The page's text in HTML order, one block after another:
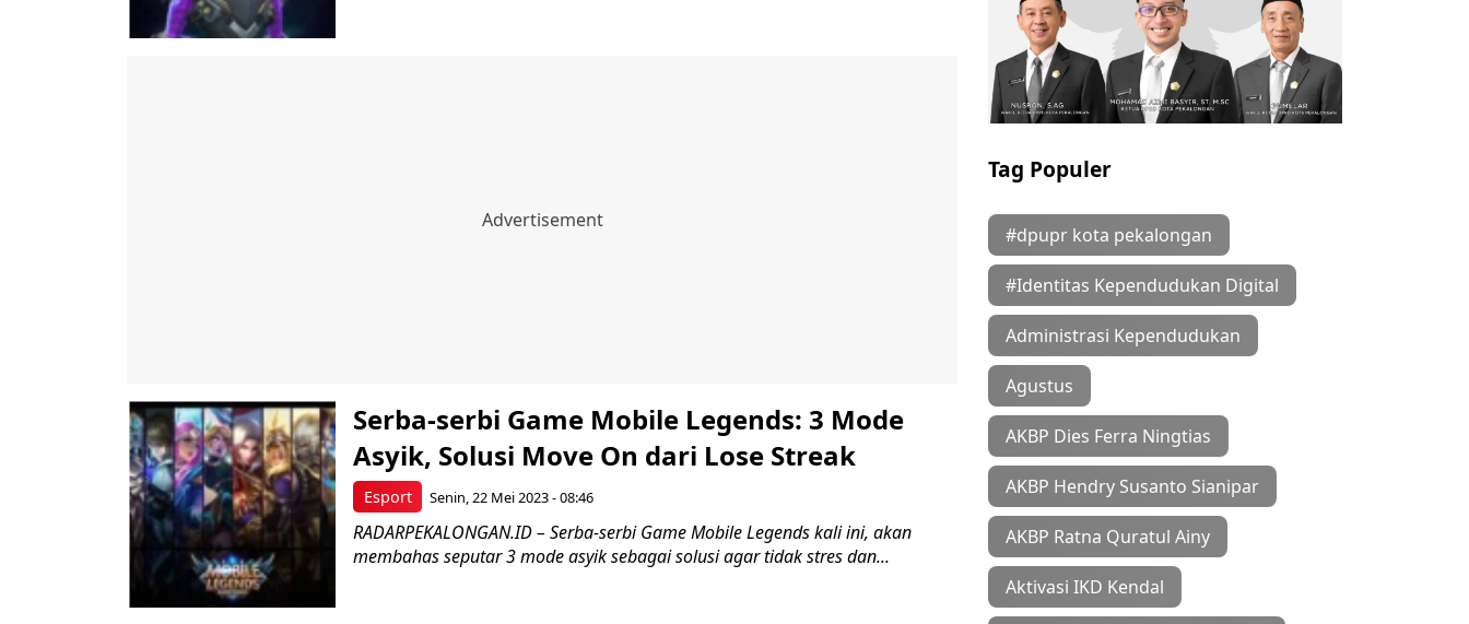
Esport
Serba-serbi Game Mobile Legends: 3 Mode
Asyik, Solusi Move On dari Lose Streak
Senin, 22 Mei 2023 - 08:46
RADARPEKALONGAN.ID – Serba-serbi Game Mobile Legends kali ini, akan
membahas seputar 3 mode asyik sebagai solusi agar tidak stres dan...
Tag Populer
#dpupr kota pekalongan
#Identitas Kependudukan Digital
Administrasi Kependudukan
Agustus
AKBP Dies Ferra Ningtias
AKBP Hendry Susanto Sianipar
AKBP Ratna Quratul Ainy
Aktivasi IKD Kendal